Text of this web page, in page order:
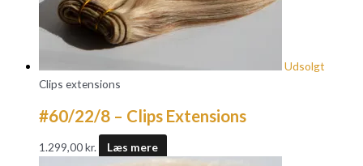
Udsolgt
Clips extensions
#60/22/8 – Clips Extensions
1.299,00kr. Læs mere